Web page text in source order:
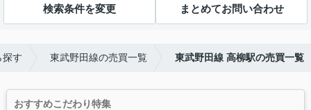
検索条件を変更 まとめてお問い合わせ
探す 東武野田線の売買一覧 東武野田線 高柳駅の売買一覧
おすすめこだわり特集